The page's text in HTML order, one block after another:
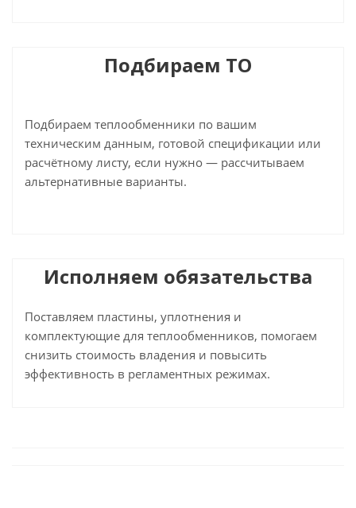
Подбираем ТО
Подбираем теплообменники по вашим
техническим данным, готовой спецификации или
расчётному листу, если нужно — рассчитываем
альтернативные варианты.
Исполняем обязательства
Поставляем пластины, уплотнения и
комплектующие для теплообменников, помогаем
снизить стоимость владения и повысить
эффективность в регламентных режимах.